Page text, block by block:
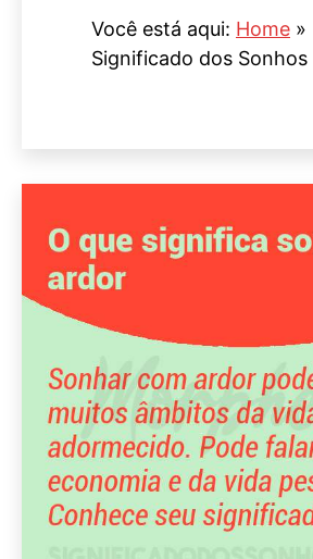
Você está aqui: Home »
Significado dos Sonhos